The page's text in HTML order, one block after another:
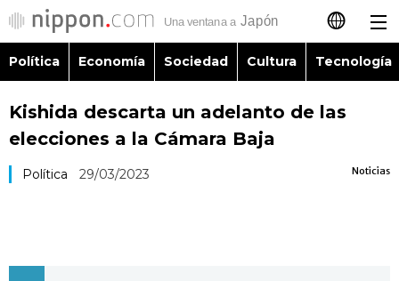
日本語
English
Política
Sociedad
Política Economía Sociedad Cultura Tecnología
Kishida descarta un adelanto de las
elecciones a la Cámara Baja
Noticias
Política 29/03/2023